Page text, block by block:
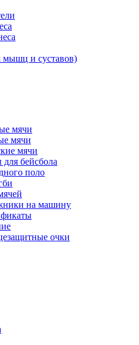
и суставов)
мячи
мячи
мячи
бейсбола
поло
на машину
очки